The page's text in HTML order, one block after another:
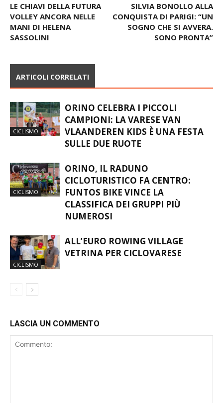
LE CHIAVI DELLA FUTURA
VOLLEY ANCORA NELLE
MANI DI HELENA
SASSOLINI
SILVIA BONOLLO ALLA
CONQUISTA DI PARIGI: “UN
SOGNO CHE SI AVVERA.
SONO PRONTA”
ARTICOLI CORRELATI
CICLISMO
ORINO CELEBRA I PICCOLI
CAMPIONI: LA VARESE VAN
VLAANDEREN KIDS È UNA FESTA
SULLE DUE RUOTE
CICLISMO
ORINO, IL RADUNO
CICLOTURISTICO FA CENTRO:
FUNTOS BIKE VINCE LA
CLASSIFICA DEI GRUPPI PIÙ
NUMEROSI
CICLISMO
ALL’EURO ROWING VILLAGE
VETRINA PER CICLOVARESE
LASCIA UN COMMENTO